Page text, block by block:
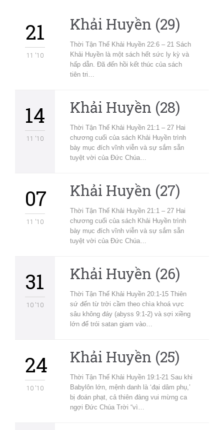
21
11 '10
Khải Huyền (29)
Thời Tận Thế Khải Huyền 22:6 – 21 Sách
Khải Huyền là một sách hết sức ly kỳ và
hấp dẫn. Đã đến hồi kết thúc của sách
tiên tri…
14
11 '10
Khải Huyền (28)
Thời Tận Thế Khải Huyền 21:1 – 27 Hai
chương cuối của sách Khải Huyền trình
bày mục đích vĩnh viễn và sự sắm sẵn
tuyệt vời của Đức Chúa…
07
11 '10
Khải Huyền (27)
Thời Tận Thế Khải Huyền 21:1 – 27 Hai
chương cuối của sách Khải Huyền trình
bày mục đích vĩnh viễn và sự sắm sẵn
tuyệt vời của Đức Chúa…
31
10 '10
Khải Huyền (26)
Thời Tận Thế Khải Huyền 20:1-15 Thiên
sứ đến từ trời cầm theo chìa khoá vực
sâu không đáy (abyss 9:1-2) và sợi xiềng
lớn để trói satan giam vào…
24
10 '10
Khải Huyền (25)
Thời Tận Thế Khải Huyền 19:1-21 Sau khi
Babylôn lớn, mệnh danh là ‘đại dâm phụ,’
bị đoán phạt, cả thiên đàng vui mừng ca
ngợi Đức Chúa Trời “vì…